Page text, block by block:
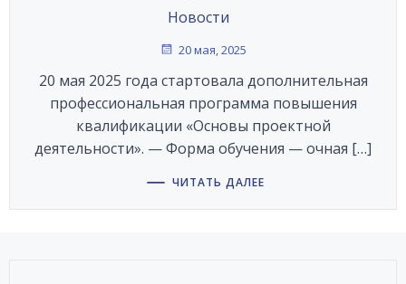
Новости
20 мая, 2025
20 мая 2025 года стартовала дополнительная
профессиональная программа повышения
квалификации «Основы проектной
деятельности». — Форма обучения — очная […]
ЧИТАТЬ ДАЛЕЕ